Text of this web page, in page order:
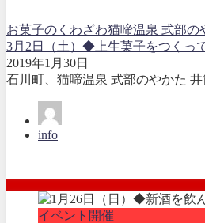
お菓子のくわざわ猫啼温泉 式部の
3月2日（土）◆上生菓子をつくっ
2019年1月30日
石川町、猫啼温泉 式部のやかた
info
イベント開催